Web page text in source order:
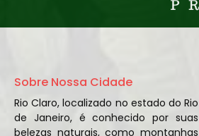
Sobre Nossa Cidade
Rio Claro, localizado no estado do Rio
de Janeiro, é conhecido por suas
belezas naturais, como montanhas